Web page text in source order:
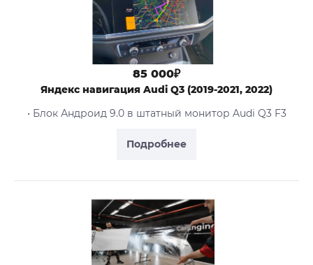
Подробнее
85 000₽
Яндекс навигация Audi Q3 (2019-2021, 2022)
• Блок Андроид 9.0 в штатный монитор Audi Q3 F3